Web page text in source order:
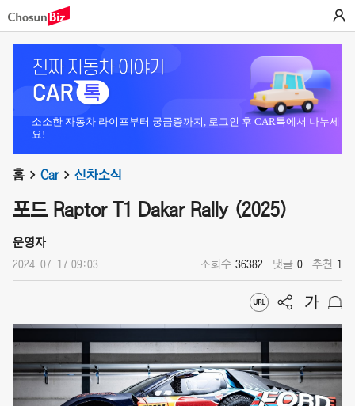
소소한 자동차 라이프부터 궁금증까지, 로그인 후 CAR톡에서 나누세
요!
홈 Car 신차소식
포드 Raptor T1 Dakar Rally (2025)
운영자
2024-07-17 09:03 조회수 36382 댓글 0 추천 1